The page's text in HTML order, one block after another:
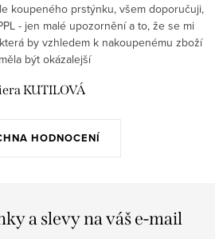
HODNOCENÍ
koupeného prstýnku, všem doporučuji,
- jen malé upozornění a to, že se mi
by vzhledem k nakoupenému zboží
být okázalejší
KUTILOVÁ
a slevy na váš e-mail